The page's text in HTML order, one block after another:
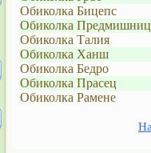
Обиколка Бицепс
Обиколка
Обиколка Талия
Обиколка Ханш
Обиколка Бедро
Обиколка Прасец
Обиколка Рамене